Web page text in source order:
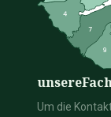
unsere
Um die